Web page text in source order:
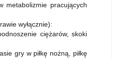
metabolizmie pracujących
wyłącznie):
ciężarów, skoki
gry w piłkę nożną, piłkę